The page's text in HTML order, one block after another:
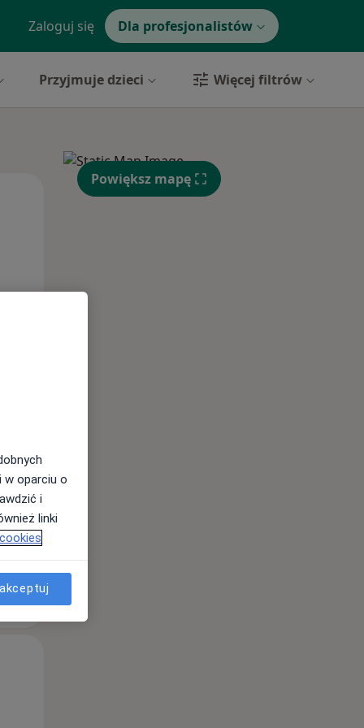
Zaloguj się Dla profesjonalistów
Przyjmuje dzieci Więcej filtrów
Pt, Sob,
13 Sie
Powiększ mapę
w oparciu o
i
linki